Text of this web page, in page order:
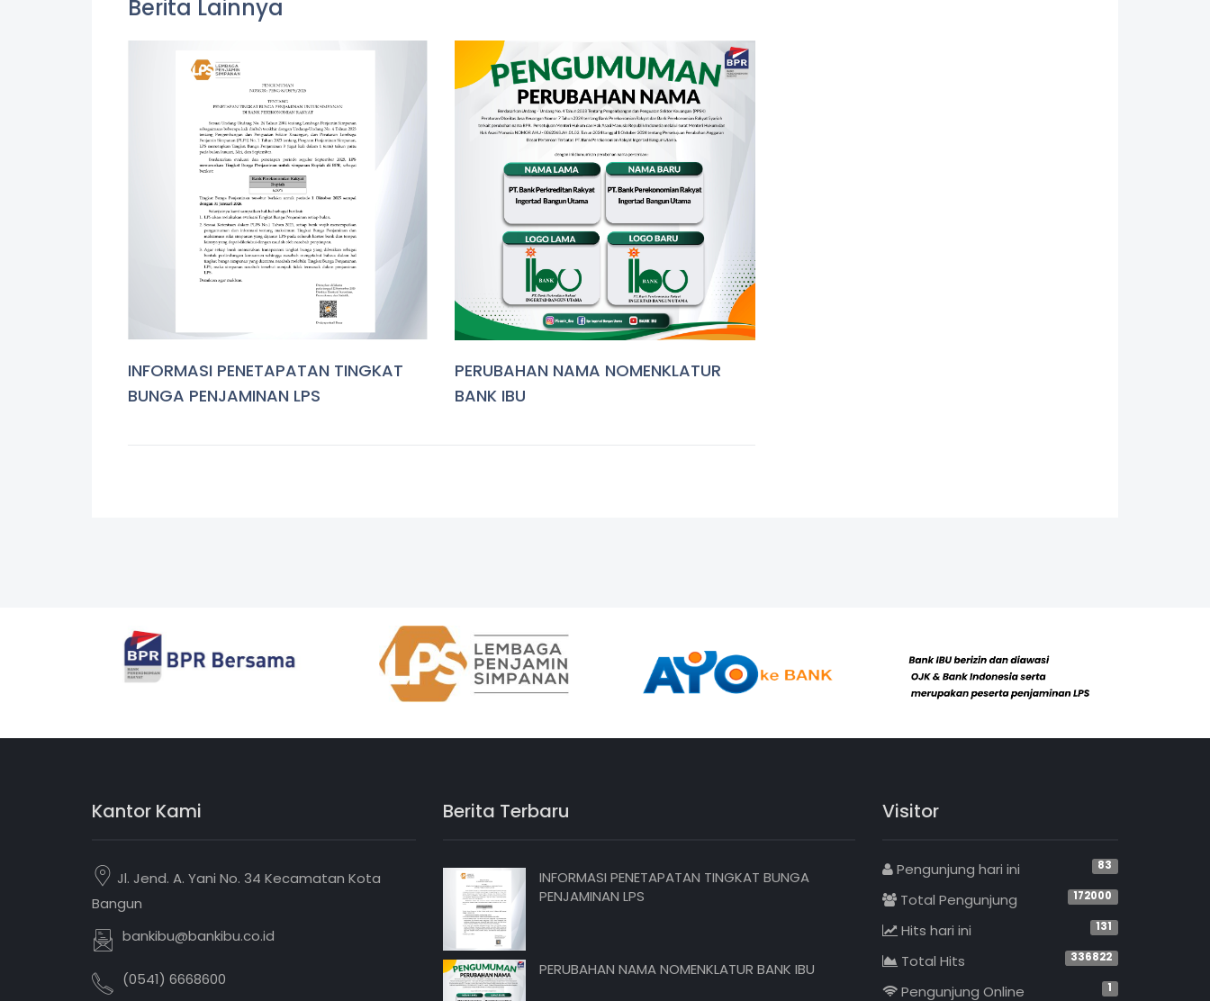
Berita Lainnya
INFORMASI PENETAPATAN TINGKAT
BUNGA PENJAMINAN LPS
PERUBAHAN NAMA NOMENKLATUR
BANK IBU
Kantor Kami
Jl. Jend. A. Yani No. 34 Kecamatan Kota
Bangun
bankibu@bankibu.co.id
(0541) 6668600
Berita Terbaru
INFORMASI PENETAPATAN TINGKAT BUNGA
PENJAMINAN LPS
PERUBAHAN NAMA NOMENKLATUR BANK IBU
Visitor
Pengunjung hari ini 83
Total Pengunjung 172000
Hits hari ini 131
Total Hits 336822
Pengunjung Online 1